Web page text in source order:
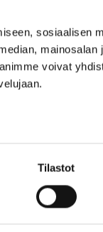
sosiaalisen
mainosalan
voivat
Tilastot